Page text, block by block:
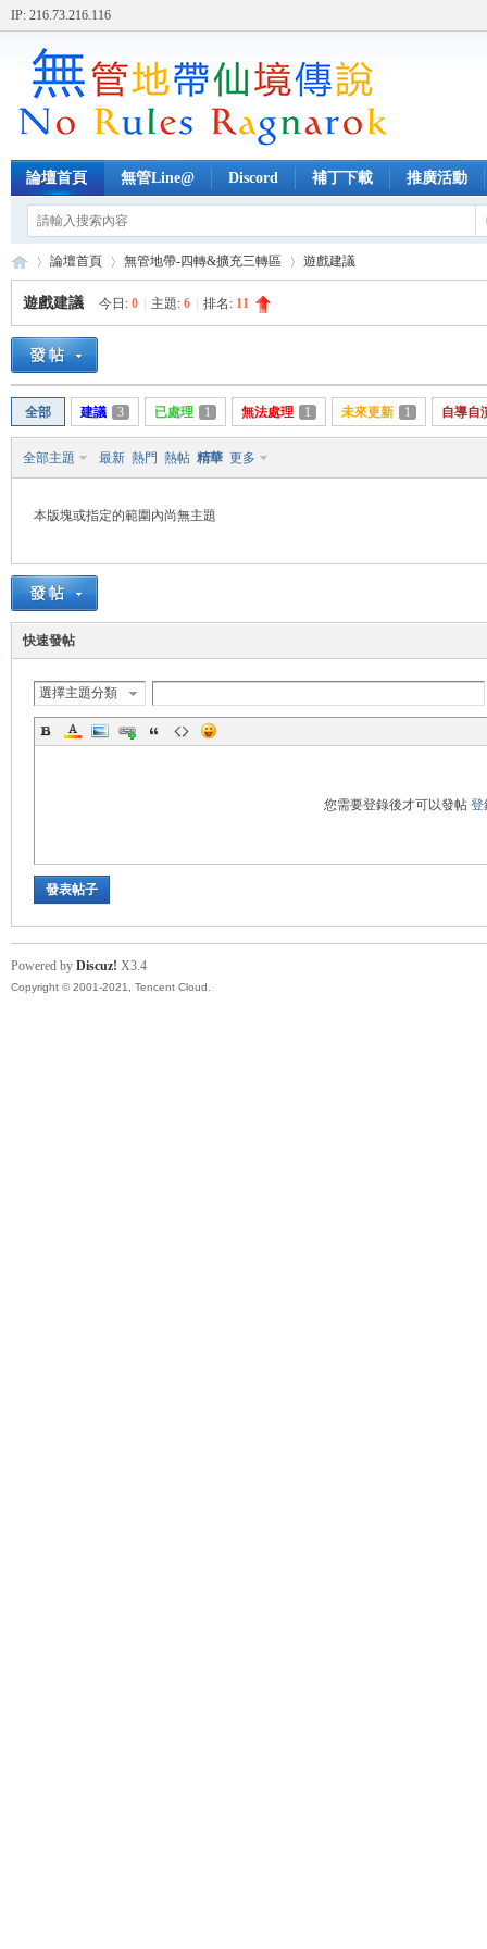
IP: 216.73.216.116
論壇首頁 無管Line@ Discord 補丁下載 推廣活動
管
»
論壇首頁 無管地帶-四轉&擴充三轉區 遊戲建議
遊戲建議 今日: 0 主題: 6 排名: 11
全部 建議 3 已處理 1 無法處理 1 未來更新 1 自導自
全部主題 最新 熱門 熱帖 精華 更多
本版塊或指定的範圍內尚無主題
快速發帖
選擇主題分類
您需要登錄後才可以發帖 登
發表帖子
Powered by Discuz! X3.4
Copyright © 2001-2021, Tencent Cloud.